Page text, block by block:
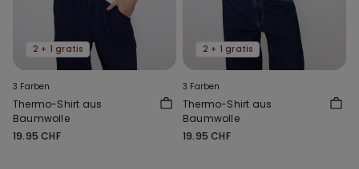
2 + 1 gratis
3 Farben
Thermo-Shirt aus
Baumwolle
19.95 CHF
2 + 1 gratis
3 Farben
Thermo-Shirt aus
Baumwolle
19.95 CHF